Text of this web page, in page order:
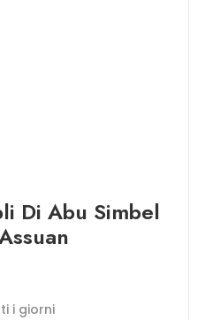
Di Abu Simbel
i giorni